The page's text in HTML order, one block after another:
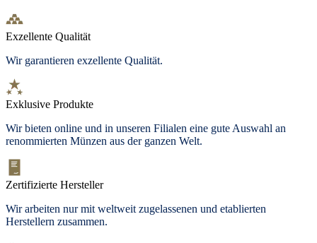
Exzellente Qualität
Wir garantieren exzellente Qualität.
Exklusive Produkte
Wir bieten online und in unseren Filialen eine gute Auswahl an
renommierten Münzen aus der ganzen Welt.
Zertifizierte Hersteller
Wir arbeiten nur mit weltweit zugelassenen und etablierten
Herstellern zusammen.